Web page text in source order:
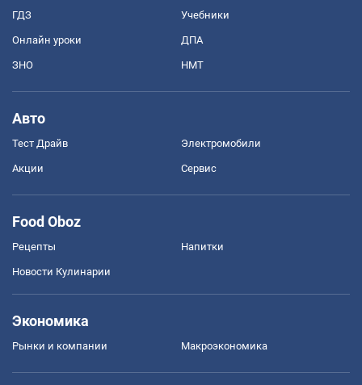
ГДЗ Учебники
Онлайн уроки ДПА
ЗНО НМТ
Авто
Тест Драйв Электромобили
Акции Сервис
Food Oboz
Рецепты Напитки
Новости Кулинарии
Экономика
Рынки и компании Mакроэкономика